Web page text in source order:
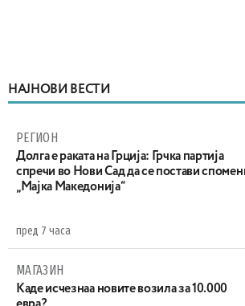
НАЈНОВИ ВЕСТИ
РЕГИОН
Долга е раката на Грција: Грчка партија
спречи во Нови Сад да се постави
„Мајка Македонија“
пред 7 часа
МАГАЗИН
Каде исчезнаа новите возила за 10.000